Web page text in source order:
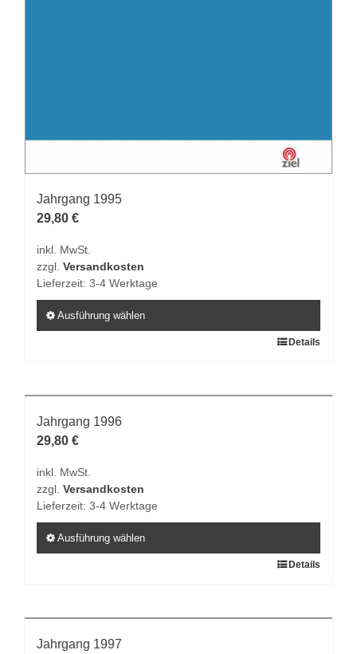
Jahrgang 1995
29,80 €
inkl. MwSt.
zzgl. Versandkosten
Lieferzeit: 3-4 Werktage
Ausführung wählen
mehrere
Varianten
auf.
Optionen
können
der
Produktseite
Details
Jahrgang 1996
29,80 €
inkl. MwSt.
zzgl. Versandkosten
Lieferzeit: 3-4 Werktage
Ausführung wählen
mehrere
Varianten
Details
Jahrgang 1997